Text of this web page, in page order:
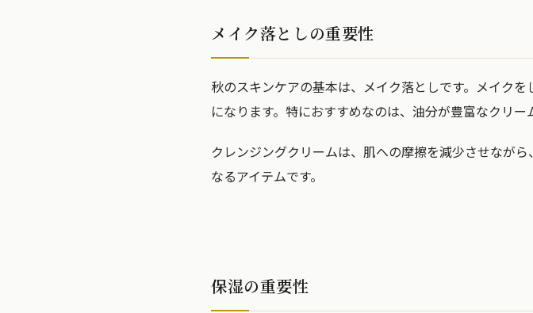
メイク落としの重要性
秋のスキンケアの基本は、メイク落としです。メイク
になります。特におすすめなのは、油分が豊富なクリー
クレンジングクリームは、肌への摩擦を減少させなが
なるアイテムです。
保湿の重要性